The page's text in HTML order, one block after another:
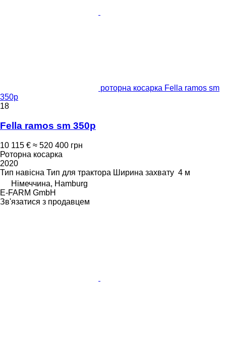
роторна косарка Fella ramos sm
350p
18
Fella ramos sm 350p
10 115 € ≈ 520 400 грн
Роторна косарка
2020
Тип навісна Тип для трактора Ширина захвату 4 м
Німеччина, Hamburg
E-FARM GmbH
Зв'язатися з продавцем